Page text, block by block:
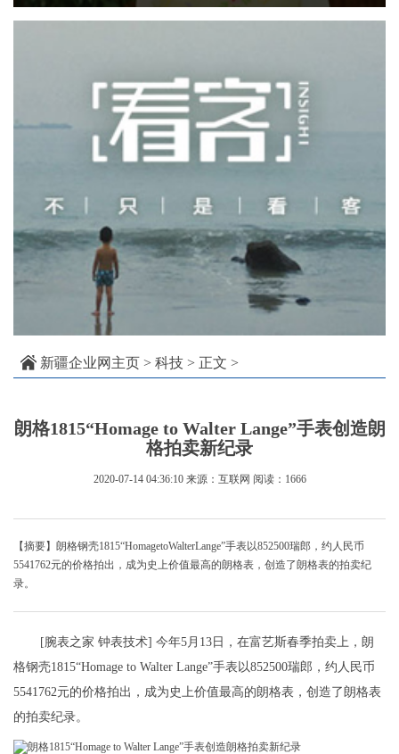
新疆企业网主页 > 科技 > 正文 >
朗格1815“Homage to Walter Lange”手表创造朗
格拍卖新纪录
2020-07-14 04:36:10 来源：互联网 阅读：1666
【摘要】朗格钢壳1815“HomagetoWalterLange”手表以852500瑞郎，约人民币
5541762元的价格拍出，成为史上价值最高的朗格表，创造了朗格表的拍卖纪
录。
[腕表之家 钟表技术] 今年5月13日，在富艺斯春季拍卖上，朗
格钢壳1815“Homage to Walter Lange”手表以852500瑞郎，约人民币
5541762元的价格拍出，成为史上价值最高的朗格表，创造了朗格表
的拍卖纪录。